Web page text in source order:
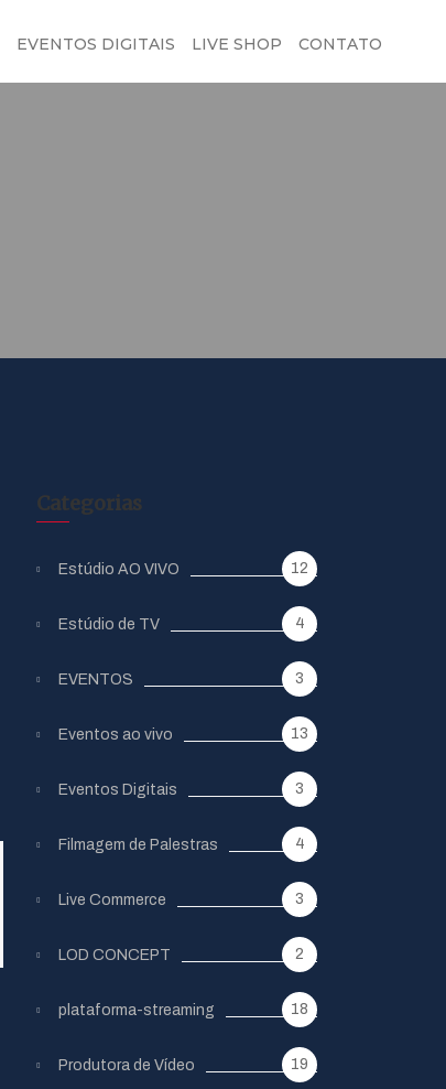
EVENTOS DIGITAIS LIVE SHOP CONTATO
Categorias
Estúdio AO VIVO 12
Estúdio de TV 4
EVENTOS 3
Eventos ao vivo 13
Eventos Digitais 3
Filmagem de Palestras 4
Live Commerce 3
LOD CONCEPT 2
plataforma-streaming 18
Produtora de Vídeo 19